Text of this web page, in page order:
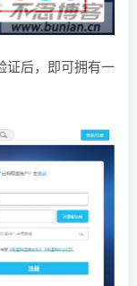
证后，即可拥有一